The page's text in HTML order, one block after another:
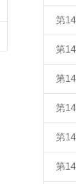
第
第
第
第
第
第